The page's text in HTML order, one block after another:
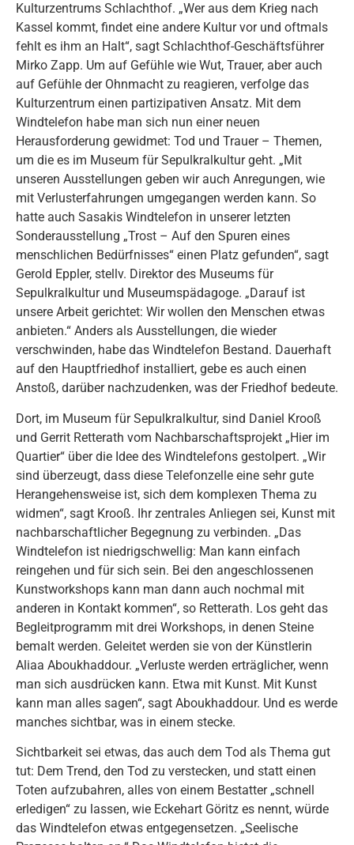
Kulturzentrums Schlachthof. „Wer aus dem Krieg nach
Kassel kommt, findet eine andere Kultur vor und oftmals
fehlt es ihm an Halt“, sagt Schlachthof-Geschäftsführer
Mirko Zapp. Um auf Gefühle wie Wut, Trauer, aber auch
auf Gefühle der Ohnmacht zu reagieren, verfolge das
Kulturzentrum einen partizipativen Ansatz. Mit dem
Windtelefon habe man sich nun einer neuen
Herausforderung gewidmet: Tod und Trauer – Themen,
um die es im Museum für Sepulkralkultur geht. „Mit
unseren Ausstellungen geben wir auch Anregungen, wie
mit Verlusterfahrungen umgegangen werden kann. So
hatte auch Sasakis Windtelefon in unserer letzten
Sonderausstellung „Trost – Auf den Spuren eines
menschlichen Bedürfnisses“ einen Platz gefunden“, sagt
Gerold Eppler, stellv. Direktor des Museums für
Sepulkralkultur und Museumspädagoge. „Darauf ist
unsere Arbeit gerichtet: Wir wollen den Menschen etwas
anbieten.“ Anders als Ausstellungen, die wieder
verschwinden, habe das Windtelefon Bestand. Dauerhaft
auf den Hauptfriedhof installiert, gebe es auch einen
Anstoß, darüber nachzudenken, was der Friedhof bedeute.
Dort, im Museum für Sepulkralkultur, sind Daniel Krooß
und Gerrit Retterath vom Nachbarschaftsprojekt „Hier im
Quartier“ über die Idee des Windtelefons gestolpert. „Wir
sind überzeugt, dass diese Telefonzelle eine sehr gute
Herangehensweise ist, sich dem komplexen Thema zu
widmen“, sagt Krooß. Ihr zentrales Anliegen sei, Kunst mit
nachbarschaftlicher Begegnung zu verbinden. „Das
Windtelefon ist niedrigschwellig: Man kann einfach
reingehen und für sich sein. Bei den angeschlossenen
Kunstworkshops kann man dann auch nochmal mit
anderen in Kontakt kommen“, so Retterath. Los geht das
Begleitprogramm mit drei Workshops, in denen Steine
bemalt werden. Geleitet werden sie von der Künstlerin
Aliaa Aboukhaddour. „Verluste werden erträglicher, wenn
man sich ausdrücken kann. Etwa mit Kunst. Mit Kunst
kann man alles sagen“, sagt Aboukhaddour. Und es werde
manches sichtbar, was in einem stecke.
Sichtbarkeit sei etwas, das auch dem Tod als Thema gut
tut: Dem Trend, den Tod zu verstecken, und statt einen
Toten aufzubahren, alles von einem Bestatter „schnell
erledigen“ zu lassen, wie Eckehart Göritz es nennt, würde
das Windtelefon etwas entgegensetzen. „Seelische